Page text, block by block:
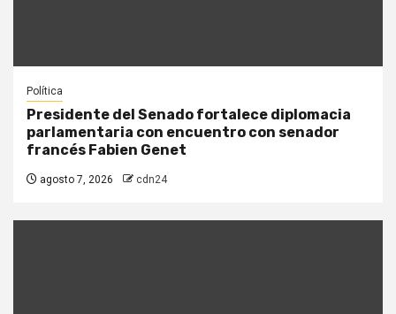
Política
Presidente del Senado fortalece diplomacia
parlamentaria con encuentro con senador
francés Fabien Genet
agosto 7, 2026 cdn24